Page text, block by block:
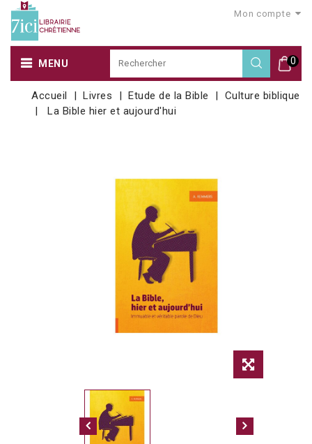
Mon compte
0
MENU
Accueil Livres Etude de la Bible
Culture biblique
La Bible hier et aujourd'hui